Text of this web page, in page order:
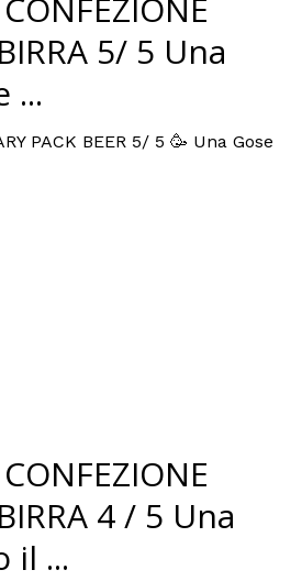
5/ 5 Una
...
PACK BEER 5/ 5 🥳 Una Gose
4 / 5 Una
il ...